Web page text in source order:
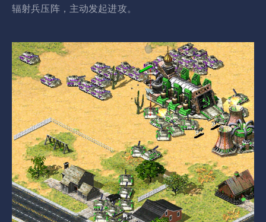
辐射兵压阵，主动发起进攻。